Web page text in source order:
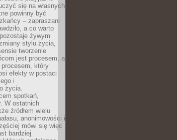
się na własnych
powinny być
– zapraszani
a co warto
żywym
stylu życia,
tworzenie
jest procesem, a
który
efekty w postaci
i
życia.
spotkań,
W ostatnich
źródłem wielu
anonimowości i
mówi się więc
bardziej